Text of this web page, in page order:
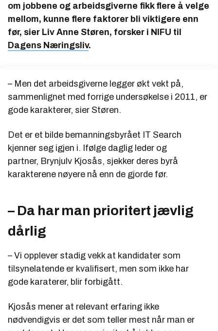
om jobbene og arbeidsgiverne fikk flere å velge
mellom, kunne flere faktorer bli viktigere enn
før, sier Liv Anne Støren, forsker i NIFU til
Dagens Næringsliv.
– Men det arbeidsgiverne legger økt vekt på,
sammenlignet med forrige undersøkelse i 2011, er
gode karakterer, sier Støren.
Det er et bilde bemanningsbyrået IT Search
kjenner seg igjen i. Ifølge daglig leder og
partner, Brynjulv Kjosås, sjekker deres byrå
karakterene nøyere nå enn de gjorde før.
– Da har man prioritert jævlig
dårlig
– Vi opplever stadig vekk at kandidater som
tilsynelatende er kvalifisert, men som ikke har
gode karaterer, blir forbigått.
Kjosås mener at relevant erfaring ikke
nødvendigvis er det som teller mest når man er